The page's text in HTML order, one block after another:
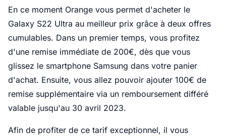
En ce moment Orange vous permet d'acheter le
Galaxy S22 Ultra au meilleur prix grâce à deux offres
cumulables. Dans un premier temps, vous profitez
d'une remise immédiate de 200€, dès que vous
glissez le smartphone Samsung dans votre panier
d'achat. Ensuite, vous allez pouvoir ajouter 100€ de
remise supplémentaire via un remboursement différé
valable jusqu'au 30 avril 2023.
Afin de profiter de ce tarif exceptionnel, il vous